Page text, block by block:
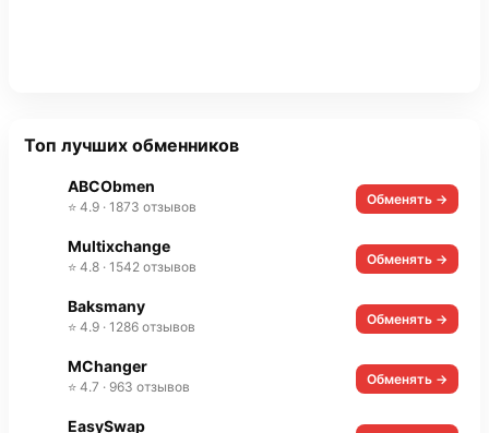
Топ лучших обменников
ABCObmen
⭐ 4.9 · 1873 отзывов Обменять →
Multixchange
⭐ 4.8 · 1542 отзывов Обменять →
Baksmany
⭐ 4.9 · 1286 отзывов Обменять →
MChanger
⭐ 4.7 · 963 отзывов Обменять →
EasySwap